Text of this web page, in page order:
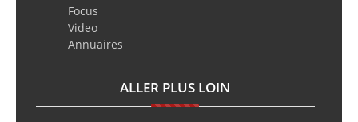
Focus
Video
Annuaires
ALLER PLUS LOIN